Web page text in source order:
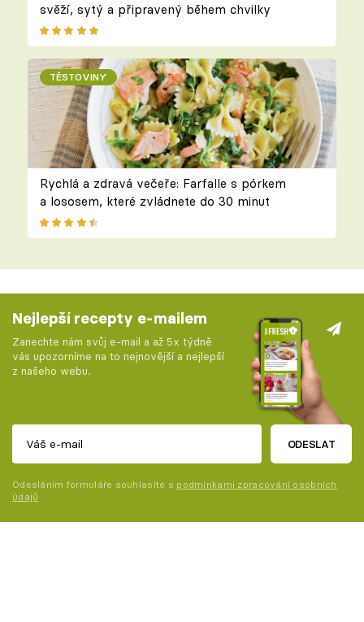
svěží, sytý a připravený během chvilky
TĚSTOVINY
Rychlá a zdravá večeře: Farfalle s pórkem
a lososem, které zvládnete do 30 minut
Nejlepší recepty e-mailem
Zanechte nám svůj e-mail a až 5x týdně
vás upozorníme na to nejnovější a nejlepší
z našeho webu.
ODESLAT
Odesláním formuláře souhlasíte s podmínkami zpracování osobních
údajů